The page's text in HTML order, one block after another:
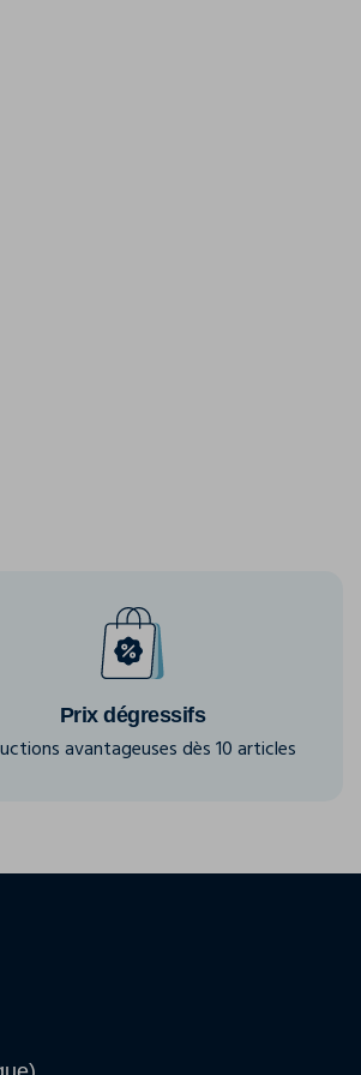
Prix dégressifs
avantageuses dès 10 articles